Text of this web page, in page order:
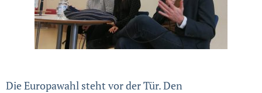
Die Europawahl steht vor der Tür. Den